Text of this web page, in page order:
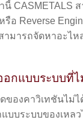
CASMETALS
รือ Reverse
ามารถจัดหาอะไห
อกแบบระบบที่
ของคาวิเทชันไม่ไ
บบระบบของเหล